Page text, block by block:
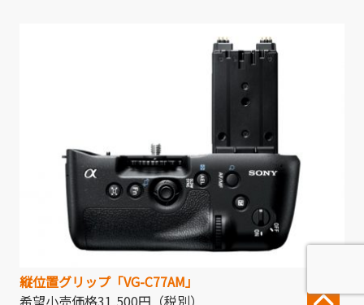
縦位置グリップ「VG-C77AM」
希望小売価格31,500円（税別）